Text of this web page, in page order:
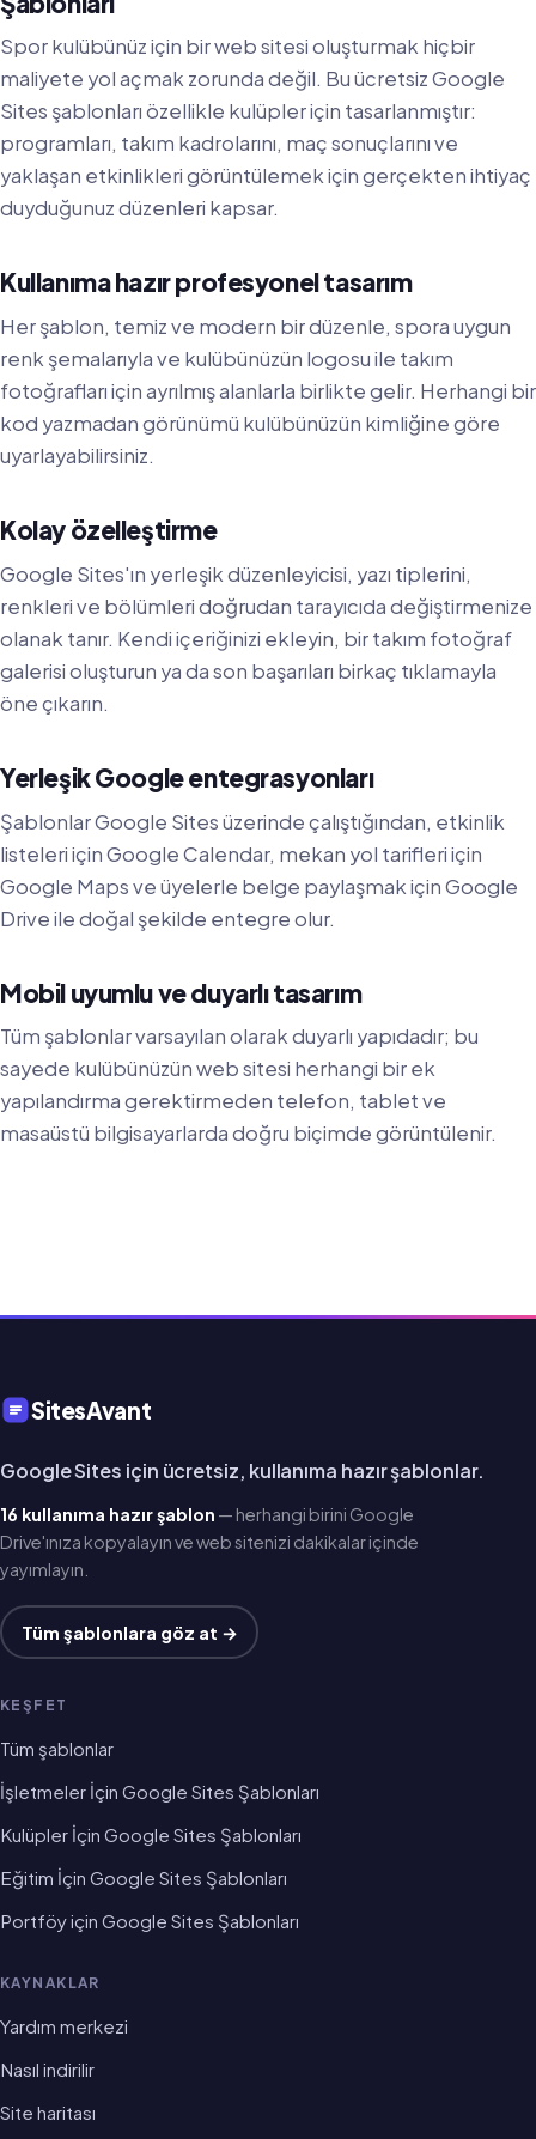
Spor kulübünüz için bir web sitesi oluşturmak hiçbir
maliyete yol açmak zorunda değil. Bu ücretsiz Google
Sites şablonları özellikle kulüpler için tasarlanmıştır:
programları, takım kadrolarını, maç sonuçlarını ve
yaklaşan etkinlikleri görüntülemek için gerçekten ihtiyaç
duyduğunuz düzenleri kapsar.
Kullanıma hazır profesyonel tasarım
Her şablon, temiz ve modern bir düzenle, spora uygun
renk şemalarıyla ve kulübünüzün logosu ile takım
fotoğrafları için ayrılmış alanlarla birlikte gelir. Herhangi bir
kod yazmadan görünümü kulübünüzün kimliğine göre
uyarlayabilirsiniz.
Kolay özelleştirme
Google Sites'ın yerleşik düzenleyicisi, yazı tiplerini,
renkleri ve bölümleri doğrudan tarayıcıda değiştirmenize
olanak tanır. Kendi içeriğinizi ekleyin, bir takım fotoğraf
galerisi oluşturun ya da son başarıları birkaç tıklamayla
öne çıkarın.
Yerleşik Google entegrasyonları
Şablonlar Google Sites üzerinde çalıştığından, etkinlik
listeleri için Google Calendar, mekan yol tarifleri için
Google Maps ve üyelerle belge paylaşmak için Google
Drive ile doğal şekilde entegre olur.
Mobil uyumlu ve duyarlı tasarım
Tüm şablonlar varsayılan olarak duyarlı yapıdadır; bu
sayede kulübünüzün web sitesi herhangi bir ek
yapılandırma gerektirmeden telefon, tablet ve
masaüstü bilgisayarlarda doğru biçimde görüntülenir.
SitesAvant
Google Sites için ücretsiz, kullanıma hazır şablonlar.
16 kullanıma hazır şablon — herhangi birini Google
Drive'ınıza kopyalayın ve web sitenizi dakikalar içinde
yayımlayın.
Tüm şablonlara göz at →
KEŞFET
Tüm şablonlar
İşletmeler İçin Google Sites Şablonları
Kulüpler İçin Google Sites Şablonları
Eğitim İçin Google Sites Şablonları
Portföy için Google Sites Şablonları
KAYNAKLAR
Yardım merkezi
Nasıl indirilir
Site haritası